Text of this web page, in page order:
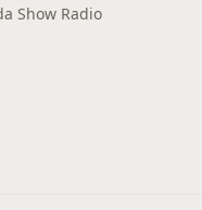
Show Radio